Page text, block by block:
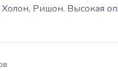
Ришон. Высокая